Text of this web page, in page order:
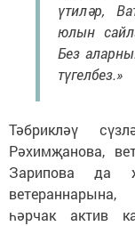
үтиләр,
юлын
Без
түгелбез.»
Тәбрикләү
Рәхимҗанова,
Зарипова да
һәрчак актив